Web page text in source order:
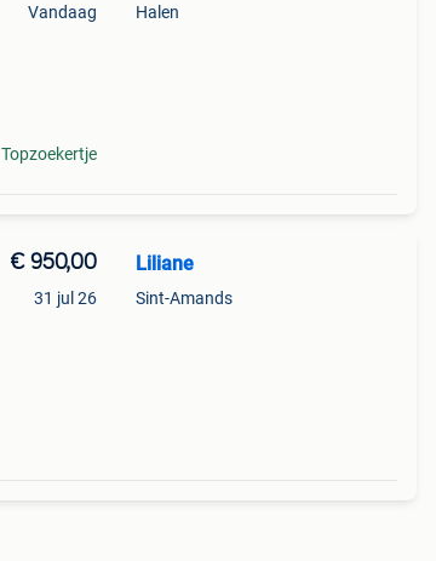
Vandaag
Topzoekertje
Halen
€ 950,00
31 jul 26
Liliane
Sint-Amands